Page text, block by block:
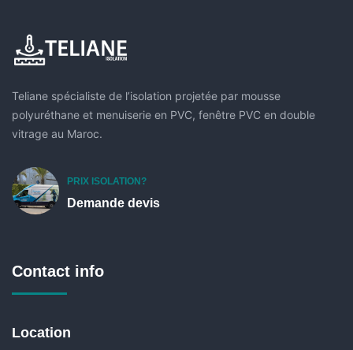
Teliane spécialiste de l’isolation projetée par mousse
polyuréthane et menuiserie en PVC, fenêtre PVC en double
vitrage au Maroc.
PRIX ISOLATION?
Demande devis
Contact info
Location